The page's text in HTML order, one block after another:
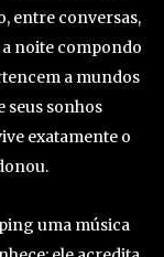
entre conversas,
a noite compondo
a mundos
seus sonhos
exatamente o
uma música